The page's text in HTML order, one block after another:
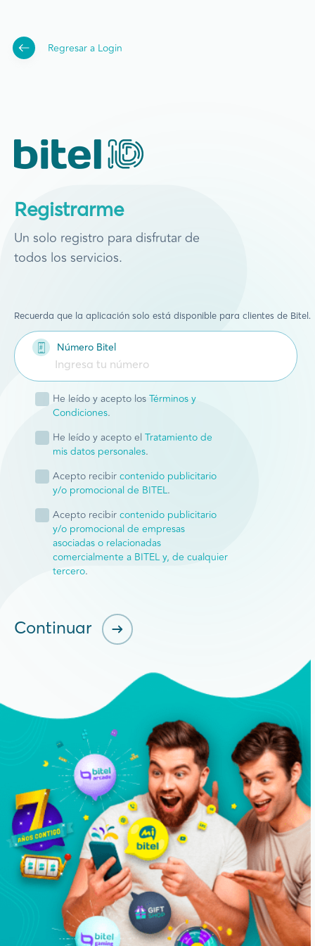
Regresar a Login
Registrarme
Un solo registro para disfrutar de
todos los servicios.
Recuerda que la aplicación solo está disponible para clientes de Bitel.
Número Bitel
He leído y acepto losTérminos y
Condiciones.
He leído y acepto el Tratamiento de
mis datos personales.
Acepto recibircontenido publicitario
y/o promocional de BITEL.
Acepto recibircontenido publicitario
y/o promocional de empresas
asociadas o relacionadas
comercialmente a BITEL y, de cualquier
tercero.
Continuar